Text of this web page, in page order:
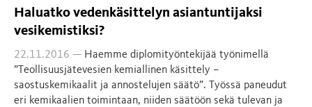
Haluatko vedenkäsittelyn asiantuntijaksi
vesikemistiksi?
22.11.2016 — Haemme diplomityöntekijää työnimellä
”Teollisuusjätevesien kemiallinen käsittely –
saostuskemikaalit ja annostelujen säätö”. Työssä paneudut
eri kemikaalien toimintaan, niiden säätöön sekä tulevan ja